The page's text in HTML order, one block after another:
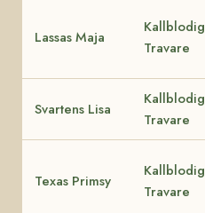
Lassas Maja
Kallblodig
Travare
Svartens Lisa
Kallblodig
Travare
Texas Primsy
Kallblodig
Travare